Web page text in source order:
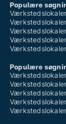
Populære
Populære